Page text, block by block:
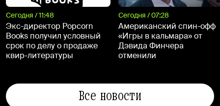
Сегодня / 11:48
Экс-директор Popcorn
Books получил условный
срок по делу о продаже
квир-литературы
Сегодня / 07:28
Американский спин-офф
«Игры в кальмара» от
Дэвида Финчера
отменили
Все новости